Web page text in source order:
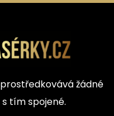
žádné
tím spojené.